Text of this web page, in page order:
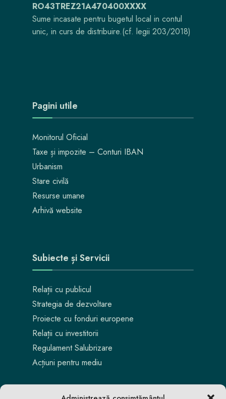
RO43TREZ21A470400XXXX
Sume incasate pentru bugetul local in contul
unic, in curs de distribuire.(cf. legii 203/2018)
Pagini utile
Monitorul Oficial
Taxe și impozite – Conturi IBAN
Urbanism
Stare civilă
Resurse umane
Arhivă website
Subiecte și Servicii
Relații cu publicul
Strategia de dezvoltare
Proiecte cu fonduri europene
Relații cu investitorii
Regulament Salubrizare
Acțiuni pentru mediu